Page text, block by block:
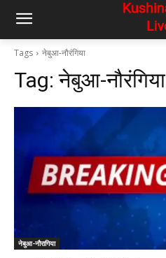
Tags नेबुआ-नौरंगिया
Tag:नेबुआ-नौरंगिया
नेबुआ-नौरागिया